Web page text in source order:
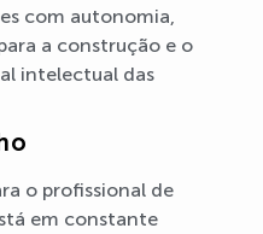
com autonomia,
a construção e o
intelectual das
o profissional de
em constante